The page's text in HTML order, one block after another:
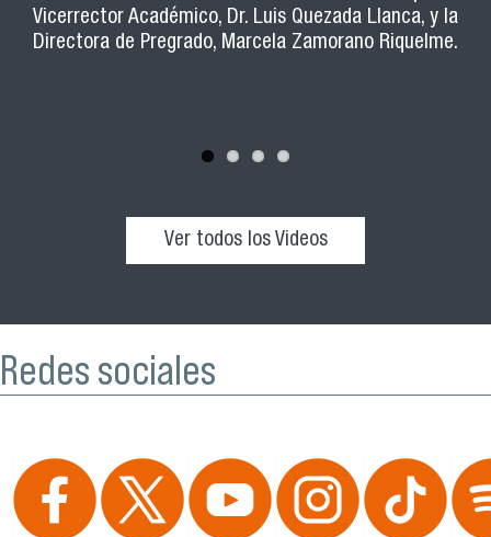
Vicerrector Académico, Dr. Luis Quezada Llanca, y la
Directora de Pregrado, Marcela Zamorano Riquelme.
beneficios y todo lo que ofrece nuestra casa de estudios.
Usach que ejercen ayudantías en distintas carreras.
Ver todos los Videos
Redes sociales